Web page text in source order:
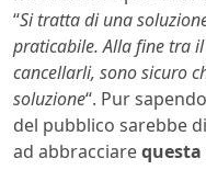
“Si tratta di una
praticabile. Alla fine tra
cancellarli, sono sicuro
soluzione“. Pur
del pubblico sarebbe
ad abbracciare